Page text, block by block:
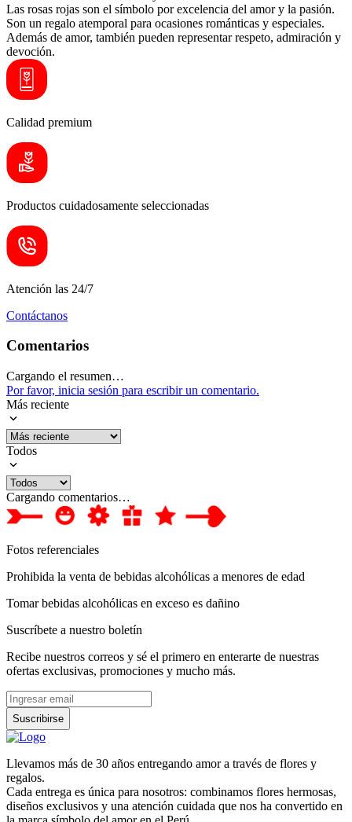
Las rosas rojas son el símbolo por excelencia del amor y la pasión.
Son un regalo atemporal para ocasiones románticas y especiales.
Además de amor, también pueden representar respeto, admiración y
devoción.
Calidad premium
Productos cuidadosamente seleccionadas
Atención las 24/7
Contáctanos
Comentarios
Cargando el resumen…
Por favor, inicia sesión para escribir un comentario.
Más reciente
Todos
Cargando comentarios…
Fotos referenciales
Prohibida la venta de bebidas alcohólicas a menores de edad
Tomar bebidas alcohólicas en exceso es dañino
Suscríbete a nuestro boletín
Recibe nuestros correos y sé el primero en enterarte de nuestras
ofertas exclusivas, promociones y mucho más.
Suscribirse
Llevamos más de 30 años entregando amor a través de flores y
regalos.
Cada entrega es única para nosotros: combinamos flores hermosas,
diseños exclusivos y una atención cuidada que nos ha convertido en